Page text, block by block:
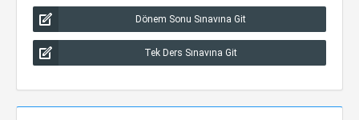
Dönem Sonu Sınavına Git
Tek Ders Sınavına Git